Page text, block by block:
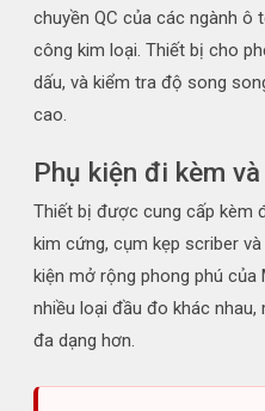
chuyền QC của các ngành ô
công kim loại. Thiết bị cho
dấu, và kiểm tra độ song
cao.
Phụ kiện đi kèm
Thiết bị được cung cấp kèm
kim cứng, cụm kẹp scriber
kiện mở rộng phong phú
nhiều loại đầu đo khác
đa dạng hơn.